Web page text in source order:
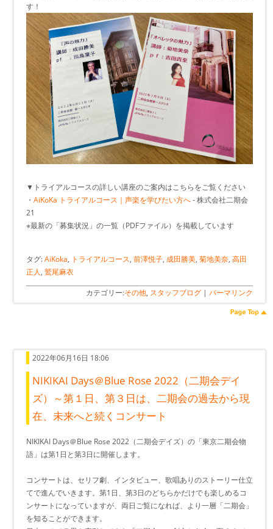
す！
▼トライアルコースの詳しい講座のご案内はこちらをご覧ください
・ AiKoKa トライアルコース｜声楽を学びたい方へ- 株式会社二期会
21
※最新の「募集状況」の一覧（PDFファイル）を掲載しています
タグ:AiKoka, トライアルコース, 前澤悦子, 成田勝美, 菊地美奈, 高田
正人, 鷲尾麻衣
カテゴリー:その他, スタッフブログ | パーマリンク
2022年06月16日 18:06
NIKIKAI Days＠Blue Rose 2022（二期会デイ
ズ）～第１日、第３日は、二期会の過去から現
在、未来へと続くコンサート
NIKIKAI Days＠Blue Rose 2022（二期会デイズ）の「東京二期会物
語」は第1日と第3日に開催します。
コンサートは、セリフ劇、インタビュー、歌唱ありのストーリー仕立
てで進んでいきます。第1日、第3日のどちらかだけでも楽しめるコ
ンサートになっていますが、両日ご覧になれば、より一層「二期会」
を知ることができます。